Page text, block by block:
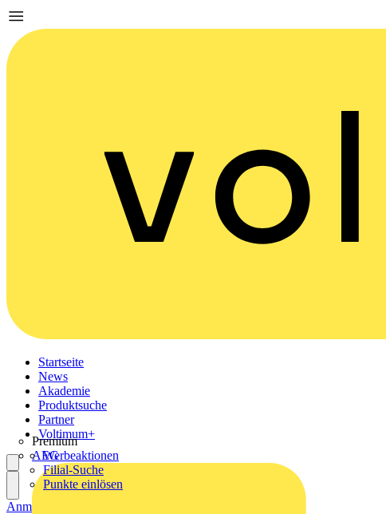
Startseite
News
Akademie
Produktsuche
Partner
Premium
AEG
Voltimum+
Werbeaktionen
Filial-Suche
Punkte einlösen
Anmelden